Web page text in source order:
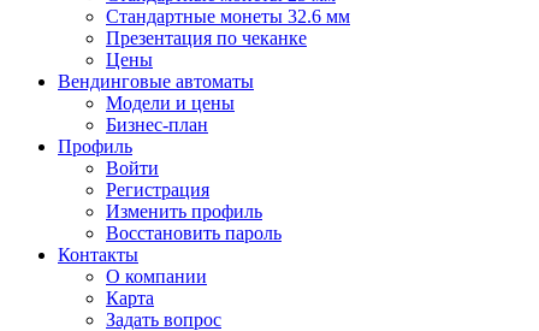
Стандартные монеты 32.6 мм
Презентация по чеканке
Цены
Вендинговые автоматы
Модели и цены
Бизнес-план
Профиль
Войти
Регистрация
Изменить профиль
Восстановить пароль
Контакты
О компании
Карта
Задать вопрос